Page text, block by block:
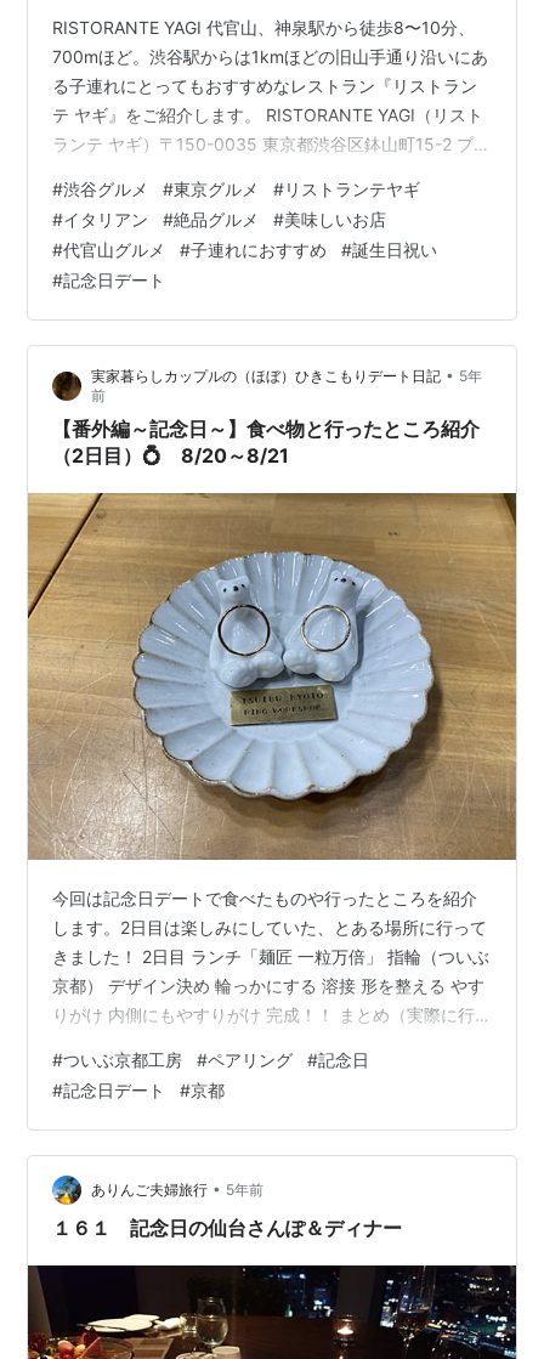
RISTORANTE YAGI 代官山、神泉駅から徒歩8〜10分、
700mほど。渋谷駅からは1kmほどの旧山手通り沿いにあ
る子連れにとってもおすすめなレストラン『リストラン
テ ヤギ』をご紹介します。 RISTORANTE YAGI（リスト
ランテ ヤギ）〒150-0035 東京都渋谷区鉢山町15-2 プラ
均）03-6809-0434地図や店舗情報を見るPowered by
ぐるなびr.gnavi.co.jp 乳児はランチの個室のみ可という
ことでランチ予約をしてベビーカーでうかがいました。
ディナーは小学生高学年〜可。 ヤギさんは地下1…
#渋谷グルメ #東京グルメ #リストランテヤギ
#イタリアン #絶品グルメ #美味しいお店
#代官山グルメ #子連れにおすすめ #誕生日祝い
#記念日デート
実家暮らしカップルの（ほぼ）ひきこもりデート日記 • 5年
前
【番外編～記念日～】食べ物と行ったところ紹介
（2日目）💍 8/20～8/21
今回は記念日デートで食べたものや行ったところを紹介
します。2日目は楽しみにしていた、とある場所に行って
きました！ 2日目 ランチ「麺匠 一粒万倍」 指輪（ついぶ
京都） デザイン決め 輪っかにする 溶接 形を整える やす
りがけ 内側にもやすりがけ 完成！！ まとめ（実際に行
ンチ「麺匠 一粒万倍」 らぁ麺 800円 目的地へ向かう前
にお昼ご飯。予定時間より大幅に遅れていたので、かな
り急いで食べました（笑）お店は、入りやすいラーメン
屋さんで美味しかったです☺ 「麺匠 一粒万倍」の食べロ
グのリンクはこちらから 指輪（ついぶ京都） 今回の記念
日デ…
#ついぶ京都工房 #ペアリング #記念日
#記念日デート #京都
ありんご夫婦旅行 • 5年前
１６１ 記念日の仙台さんぽ＆ディナー